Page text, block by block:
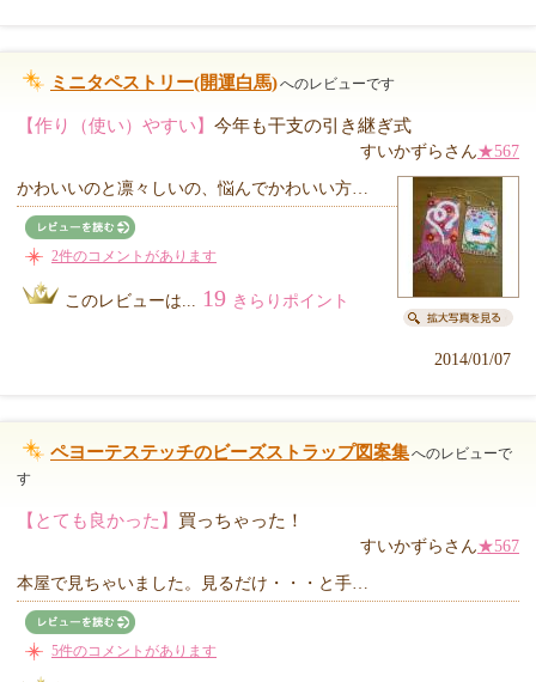
ミニタペストリー(開運白馬)へのレビューです
【作り（使い）やすい】 今年も干支の引き継ぎ式
すいかずらさん★567
かわいいのと凛々しいの、悩んでかわいい方…
2件のコメントがあります
このレビューは... 19 きらりポイント
2014/01/07
ペヨーテステッチのビーズストラップ図案集へのレビューで
す
【とても良かった】 買っちゃった！
すいかずらさん★567
本屋で見ちゃいました。見るだけ・・・と手…
5件のコメントがあります